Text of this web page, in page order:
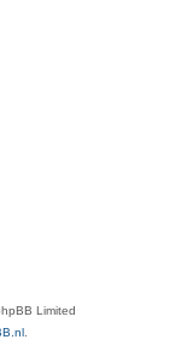
Limited